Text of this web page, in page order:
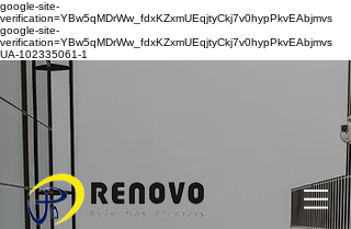
google-site-
verification=YBw5qMDrWw_fdxKZxmUEqjtyCkj7v0hypPkvEAbjmvs
google-site-
verification=YBw5qMDrWw_fdxKZxmUEqjtyCkj7v0hypPkvEAbjmvs
UA-102335061-1